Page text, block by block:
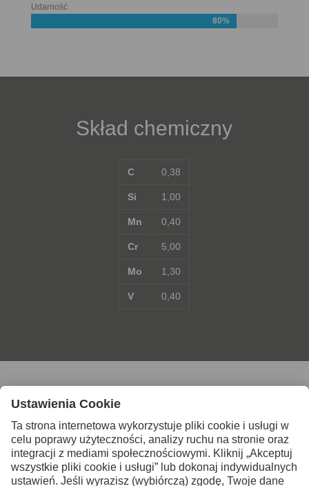
Udarność
80%
Skład chemiczny
C
Si
Mn
Cr
Mo
V
0,38
1,00
0,40
5,00
1,30
0,40
Skontaktuj się z nami po
więcej informacji
Kontakt